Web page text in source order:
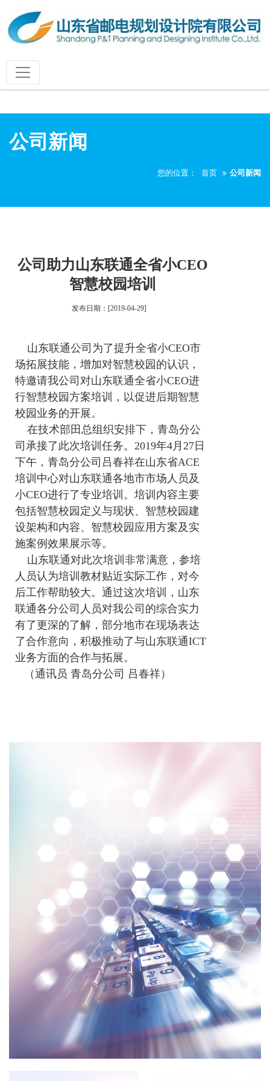
公司新闻
您的位置： 首页 公司新闻